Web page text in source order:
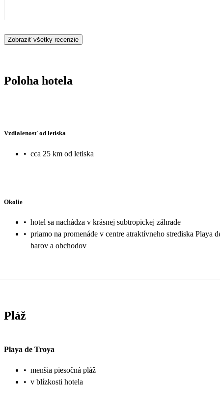
Zobraziť všetky recenzie
Poloha hotela
Vzdialenosť od letiska
• cca 25 km od letiska
Okolie
• hotel sa nachádza v krásnej subtropickej záhrade
• priamo na promenáde v centre atraktívneho strediska Playa
barov a obchodov
Pláž
Playa de Troya
• menšia piesočná pláž
• v blízkosti hotela